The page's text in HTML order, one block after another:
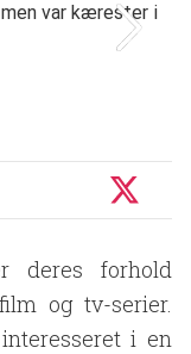
deres forhold
og tv-serier.
i en